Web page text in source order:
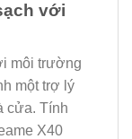
với
môi trường
một trợ lý
cửa. Tính
X40